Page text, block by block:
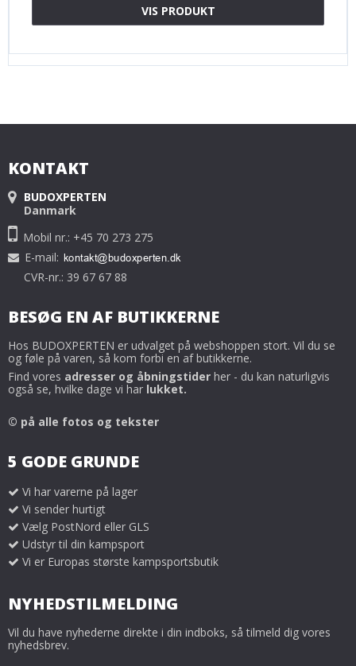
VIS PRODUKT
KONTAKT
BUDOXPERTEN
Danmark
Mobil nr.: +45 70 273 275
E-mail:
CVR-nr.: 39 67 67 88
BESØG EN AF BUTIKKERNE
Hos BUDOXPERTEN er udvalget på webshoppen stort. Vil du se
og føle på varen, så kom forbi en af butikkerne.
Find vores adresser og åbningstider her - du kan naturligvis
også se, hvilke dage vi har lukket.
© på alle fotos og tekster
5 GODE GRUNDE
Vi har varerne på lager
Vi sender hurtigt
Vælg PostNord eller GLS
Udstyr til din kampsport
Vi er Europas største kampsportsbutik
NYHEDSTILMELDING
Vil du have nyhederne direkte i din indboks, så tilmeld dig vores
nyhedsbrev.